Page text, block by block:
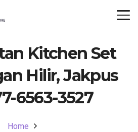
Kitchen Set
Hilir, Jakpus
6563-3527
Home